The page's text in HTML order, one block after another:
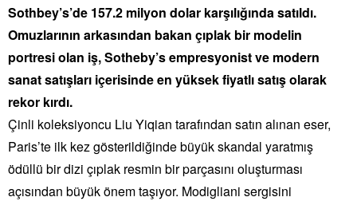
Sothbey’s’de 157.2 milyon dolar karşılığında satıldı.
Omuzlarının arkasından bakan çıplak bir modelin
portresi olan iş, Sotheby’s empresyonist ve modern
sanat satışları içerisinde en yüksek fiyatlı satış olarak
rekor kırdı.
Çinli koleksiyoncu Liu Yiqian tarafından satın alınan eser,
Paris’te ilk kez gösterildiğinde büyük skandal yaratmış
ödüllü bir dizi çıplak resmin bir parçasını oluşturması
açısından büyük önem taşıyor. Modigliani sergisini